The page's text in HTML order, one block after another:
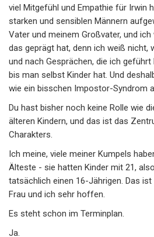
viel Mitgefühl und Empathie für Irwin
starken und sensiblen Männern
Vater und meinem Großvater, und
das geprägt hat, denn ich weiß nicht,
und nach Gesprächen, die ich geführt
bis man selbst Kinder hat. Und
wie ein bisschen Impostor-Syndrom
Du hast bisher noch keine Rolle wie
älteren Kindern, und das ist das
Charakters.
Ich meine, viele meiner Kumpels
Älteste - sie hatten Kinder mit 21,
tatsächlich einen 16-Jährigen. Das
Frau und ich sehr hoffen.
Es steht schon im Terminplan.
Ja.